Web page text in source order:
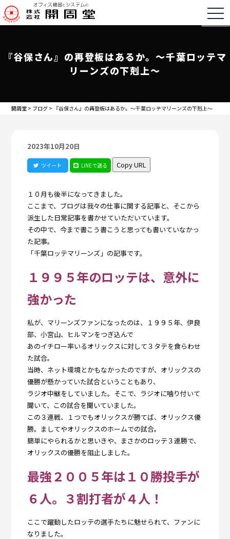
『谷保さん』の再登板はあるか。～千葉ロッテマ
リーンズの下剋上～
開周堂 > ブログ > 『谷保さん』の再登板はあるか。～千葉ロッテマリーンズの下剋上～
2023年10月20日
ツイート LINEで送る Copy URL
１０月も後半になってきました。
ここまで、ブログは我々の仕事に関する記事と、そこから
派生した日常記事を書かせていただいています。
その中で、今まで書こう書こうと思っても書いていなかっ
た記事。
「千葉ロッテマリーンズ」の記事です。
１９９５年のロッテは、意外に
強かった
私が、マリーンズファンになったのは、１９９５年、伊良
部、小宮山、ヒルマンをつぎ込んで
あのイチロー率いるオリックスに対して３タテを食らわせ
た試合。
当時、ネット環境とかもなかったのですが、オリックスの
優勝が懸かっていた試合ということもあり、
ラジオ中継をしていました。そこで、ラジオに噛り付いて
聞いて、この試合を聞いていました。
この３連戦、１つでもオリックスが勝てば、オリックス優
勝。ましてやオリックスのホームでの試合。
簡単にやられるかと思いきや、まさかのロッテ３連勝で、
オリックスの優勝を阻止しました。
最強２００５年は１０勝投手が
６人。３割打者が４人！
ここで躍動したロッテの選手たちに魅せられて、ファンに
なりました。